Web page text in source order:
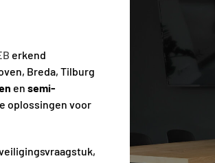
erkend
Breda, Tilburg
en semi-
oplossingen voor